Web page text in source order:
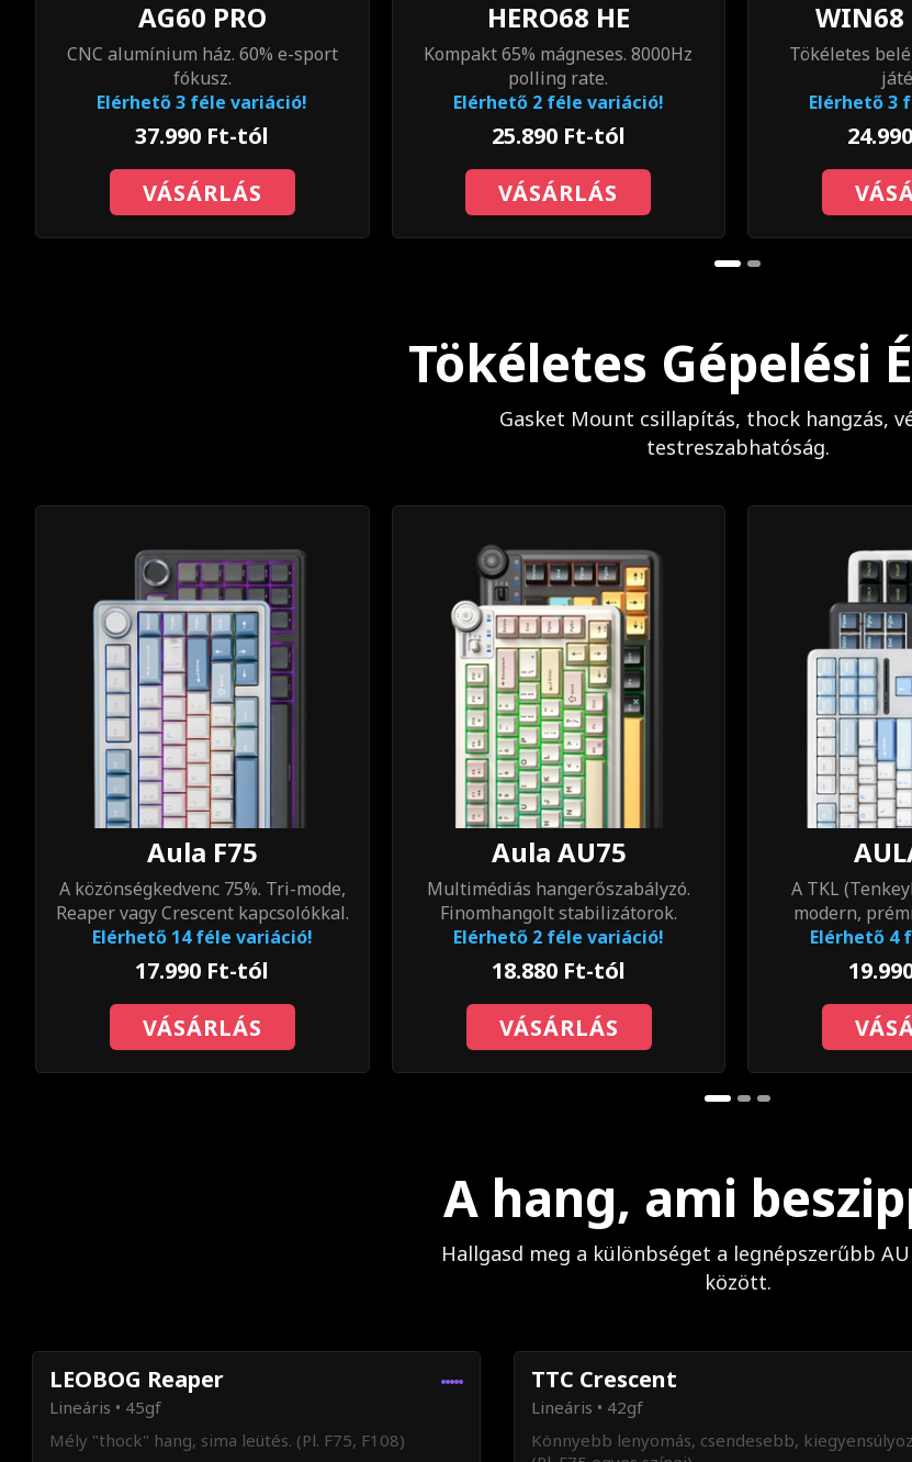
AG60 PRO
CNC alumínium ház. 60% e-sport
fókusz.
Elérhető 3 féle variáció!
37.990 Ft-tól
VÁSÁRLÁS
HERO68 HE
Kompakt 65% mágneses. 8000Hz
polling rate.
Elérhető 2 féle variáció!
25.890 Ft-tól
VÁSÁRLÁS
WIN68
Tökéletes
Elérhető 3
Tökéletes Gépelési
Gasket Mount csillapítás, thock hangzás,
testreszabhatóság.
Aula F75
A közönségkedvenc 75%. Tri-mode,
Reaper vagy Crescent kapcsolókkal.
Elérhető 14 féle variáció!
17.990 Ft-tól
VÁSÁRLÁS
Aula AU75
Multimédiás hangerőszabályzó.
Finomhangolt stabilizátorok.
Elérhető 2 féle variáció!
18.880 Ft-tól
VÁSÁRLÁS
A TKL
modern,
Elérhető 4
A hang, ami
Hallgasd meg a különbséget a legnépszerűbb
között.
LEOBOG Reaper
Lineáris • 45gf
Mély "thock" hang, sima leütés. (Pl. F75, F108)
TTC Crescent
Lineáris • 42gf
Könnyebb lenyomás, csendesebb,